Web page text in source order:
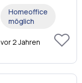
Homeoffice
möglich
vor 2 Jahren